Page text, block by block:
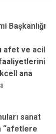
Başkanlığı
afet ve acil
ana
sanat
“afetlere